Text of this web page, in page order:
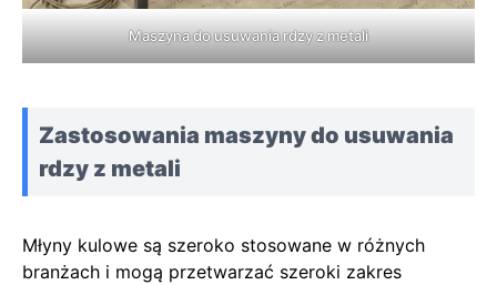
Maszyna do usuwania rdzy z metali
Zastosowania maszyny do usuwania
rdzy z metali
Młyny kulowe są szeroko stosowane w różnych
branżach i mogą przetwarzać szeroki zakres